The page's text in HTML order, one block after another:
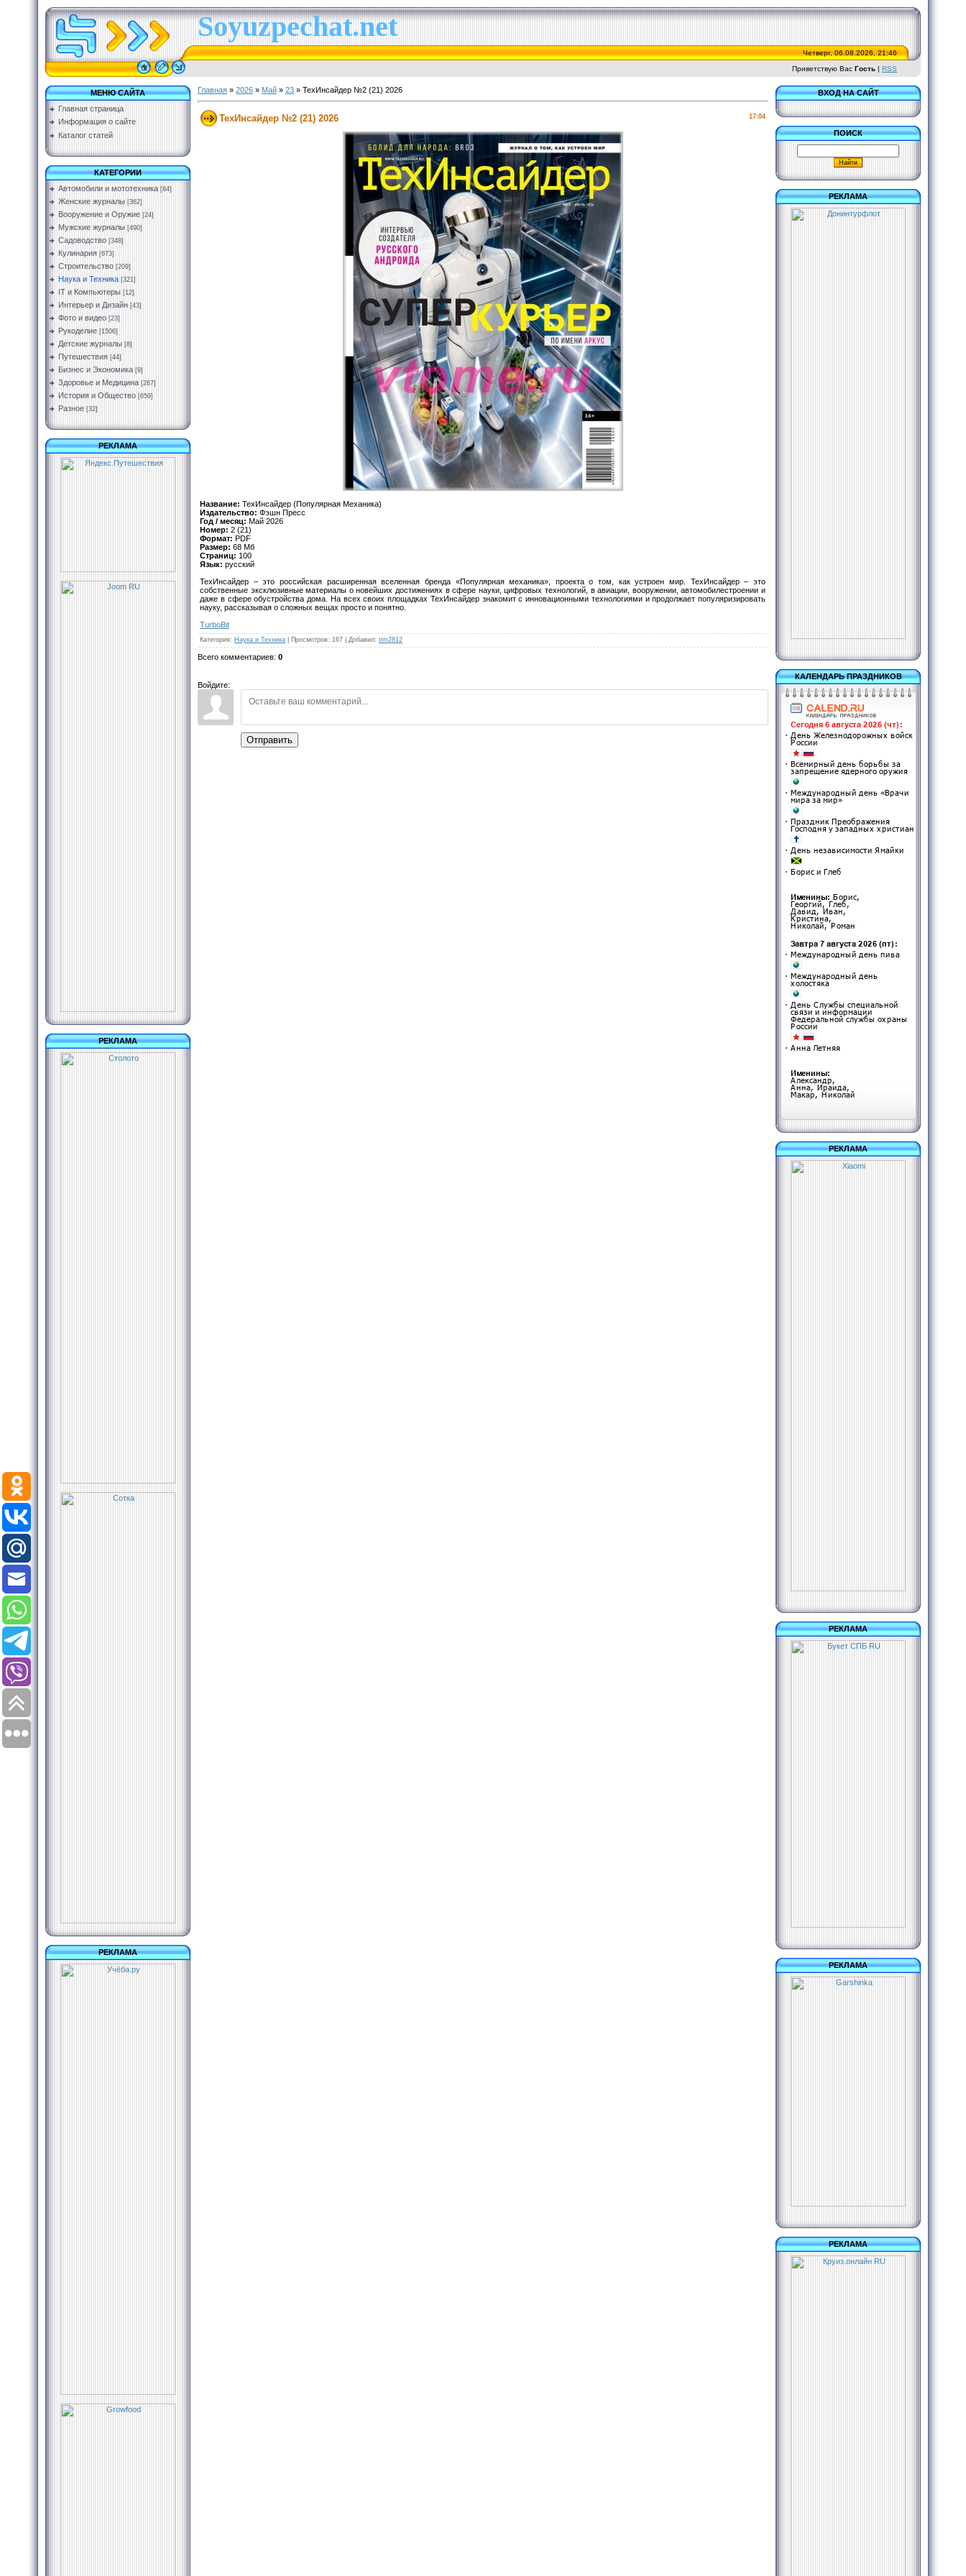
Soyuzpechat.net
Четверг, 06.08.2026, 21:46
Приветствую Вас Гость | RSS
МЕНЮ САЙТА
Главная страница
Информация о сайте
Каталог статей
КАТЕГОРИИ
Автомобили и мототехника [84]
Женские журналы [362]
Вооружение и Оружие [24]
Мужские журналы [490]
Садоводство [348]
Кулинария [673]
Строительство [209]
Наука и Техника [321]
IT и Компьютеры [12]
Интерьер и Дизайн [43]
Фото и видео [23]
Рукоделие [1506]
Детские журналы [8]
Путешествия [44]
Бизнес и Экономика [9]
Здоровье и Медицина [267]
История и Общество [659]
Разное [32]
РЕКЛАМА
РЕКЛАМА
РЕКЛАМА
Главная » 2026 » Май » 23 » ТехИнсайдер №2 (21) 2026
17:04
ТехИнсайдер №2 (21) 2026
Название: ТехИнсайдер (Популярная Механика)
Издательство: Фэшн Пресс
Год / месяц: Май 2026
Номер: 2 (21)
Формат: PDF
Размер: 68 Мб
Страниц: 100
Язык: русский
ТехИнсайдер – это российская расширенная вселенная бренда «Популярная механика», проекта о том, как устроен мир. ТехИнсайдер – это
собственные эксклюзивные материалы о новейших достижениях в сфере науки, цифровых технологий, в авиации, вооружении, автомобилестроении и
даже в сфере обустройства дома. На всех своих площадках ТехИнсайдер знакомит с инновационными технологиями и продолжает популяризировать
науку, рассказывая о сложных вещах просто и понятно.
TurbоBit
Категория: Наука и Техника Просмотров: 167 Добавил: tim2812
Всего комментариев: 0
Войдите:
Отправить
ВХОД НА САЙТ
ПОИСК
РЕКЛАМА
КАЛЕНДАРЬ ПРАЗДНИКОВ
РЕКЛАМА
РЕКЛАМА
РЕКЛАМА
РЕКЛАМА